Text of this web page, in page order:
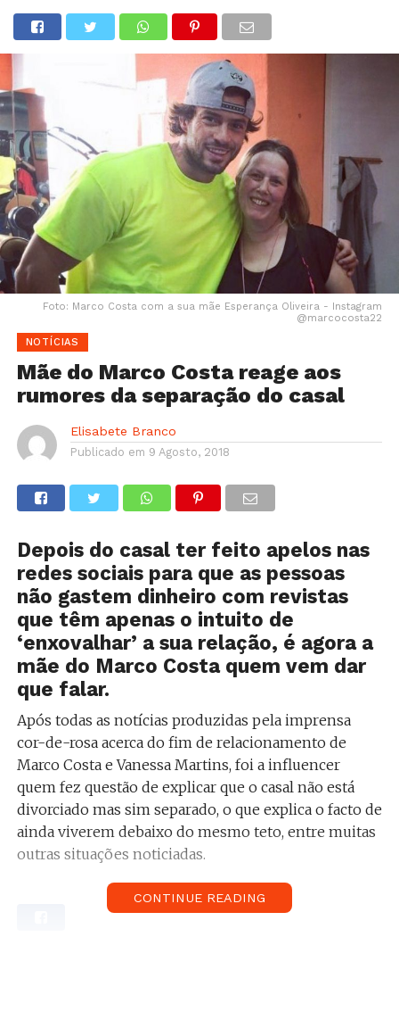
Foto: Marco Costa com a sua mãe Esperança Oliveira - Instagram
@marcocosta22
NOTÍCIAS
Mãe do Marco Costa reage aos
rumores da separação do casal
Elisabete Branco
Publicado em 9 Agosto, 2018
Depois do casal ter feito apelos nas
redes sociais para que as pessoas
não gastem dinheiro com revistas
que têm apenas o intuito de
‘enxovalhar’ a sua relação, é agora a
mãe do Marco Costa quem vem dar
que falar.
Após todas as notícias produzidas pela imprensa
cor-de-rosa acerca do fim de relacionamento de
Marco Costa e Vanessa Martins, foi a influencer
quem fez questão de explicar que o casal não está
divorciado mas sim separado, o que explica o facto de
ainda viverem debaixo do mesmo teto, entre muitas
outras situações noticiadas.
Agora que tudo estava mais calmo, veio a mãe do ex-
concorrente da Casa dos Segredos ‘incendiar’ os
CONTINUE READING